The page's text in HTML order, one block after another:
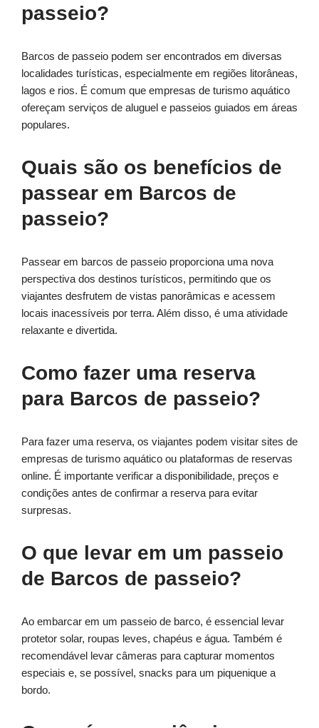
passeio?
Barcos de passeio podem ser encontrados em diversas
localidades turísticas, especialmente em regiões litorâneas,
lagos e rios. É comum que empresas de turismo aquático
ofereçam serviços de aluguel e passeios guiados em áreas
populares.
Quais são os benefícios de
passear em Barcos de
passeio?
Passear em barcos de passeio proporciona uma nova
perspectiva dos destinos turísticos, permitindo que os
viajantes desfrutem de vistas panorâmicas e acessem
locais inacessíveis por terra. Além disso, é uma atividade
relaxante e divertida.
Como fazer uma reserva
para Barcos de passeio?
Para fazer uma reserva, os viajantes podem visitar sites de
empresas de turismo aquático ou plataformas de reservas
online. É importante verificar a disponibilidade, preços e
condições antes de confirmar a reserva para evitar
surpresas.
O que levar em um passeio
de Barcos de passeio?
Ao embarcar em um passeio de barco, é essencial levar
protetor solar, roupas leves, chapéus e água. Também é
recomendável levar câmeras para capturar momentos
especiais e, se possível, snacks para um piquenique a
bordo.